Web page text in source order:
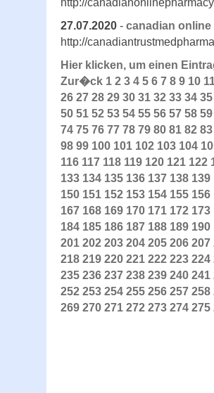
27.07.2020 - canadian
http://
Hier klicken, um einen
Zur�ck 1 2 3 4 5 6 7 8 9 10
26 27 28 29 30 31 32 33 34 35
50 51 52 53 54 55 56 57 58 59
74 75 76 77 78 79 80 81 82 83
98 99 100 101 102 103 104
116 117 118 119 120 121 122
133 134 135 136 137 138 139
150 151 152 153 154 155 156
167 168 169 170 171 172 173
184 185 186 187 188 189 190
201 202 203 204 205 206 207
218 219 220 221 222 223 224
235 236 237 238 239 240 241
252 253 254 255 256 257 258
269 270 271 272 273 274 275